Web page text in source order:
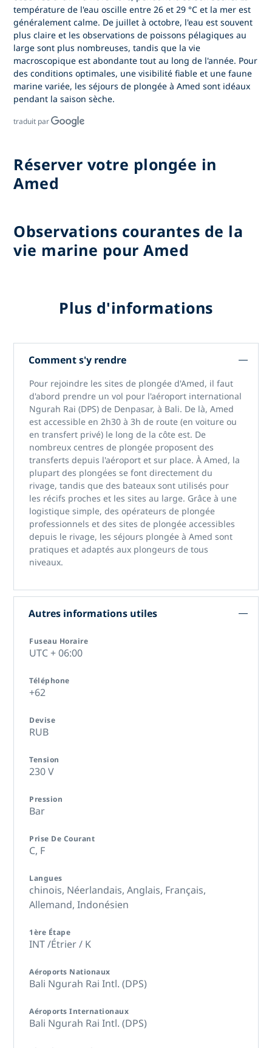
température de l'eau oscille entre 26 et 29 °C et la mer est
généralement calme. De juillet à octobre, l'eau est souvent
plus claire et les observations de poissons pélagiques au
large sont plus nombreuses, tandis que la vie
macroscopique est abondante tout au long de l'année. Pour
des conditions optimales, une visibilité fiable et une faune
marine variée, les séjours de plongée à Amed sont idéaux
pendant la saison sèche.
traduit par
Réserver votre plongée in
Amed
Observations courantes de la
vie marine pour Amed
Plus d'informations
Comment s'y rendre
Pour rejoindre les sites de plongée d'Amed, il faut
d'abord prendre un vol pour l'aéroport international
Ngurah Rai (DPS) de Denpasar, à Bali. De là, Amed
est accessible en 2h30 à 3h de route (en voiture ou
en transfert privé) le long de la côte est. De
nombreux centres de plongée proposent des
transferts depuis l'aéroport et sur place. À Amed, la
plupart des plongées se font directement du
rivage, tandis que des bateaux sont utilisés pour
les récifs proches et les sites au large. Grâce à une
logistique simple, des opérateurs de plongée
professionnels et des sites de plongée accessibles
depuis le rivage, les séjours plongée à Amed sont
pratiques et adaptés aux plongeurs de tous
niveaux.
Autres informations utiles
Fuseau Horaire
UTC + 06:00
Téléphone
+62
Devise
RUB
Tension
230 V
Pression
Bar
Prise De Courant
C, F
Langues
chinois, Néerlandais,Anglais, Français,
Allemand,Indonésien
1ère Étape
INT /Étrier / K
Aéroports Nationaux
Bali Ngurah Rai Intl. (DPS)
Aéroports Internationaux
Bali Ngurah Rai Intl. (DPS)